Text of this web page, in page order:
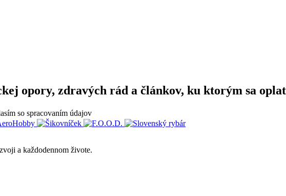
opory, zdravých rád a článkov, ku ktorým sa
so spracovaním údajov
a každodennom živote.